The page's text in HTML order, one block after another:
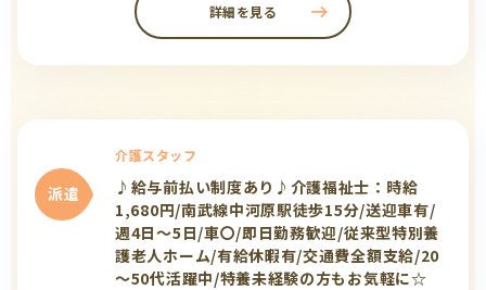
詳細を見る
派遣
介護スタッフ
♪給与前払い制度あり♪介護福祉士：時給
1,680円/南武線中河原駅徒歩15分/送迎車有/
週4日～5日/車〇/即日勤務歓迎/従来型特別養
護老人ホーム/有給休暇有/交通費全額支給/20
～50代活躍中/特養未経験の方もお気軽に☆